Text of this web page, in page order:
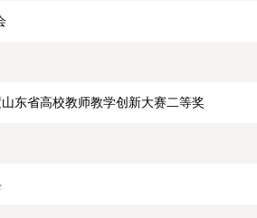
东省高校教师教学创新大赛二等奖